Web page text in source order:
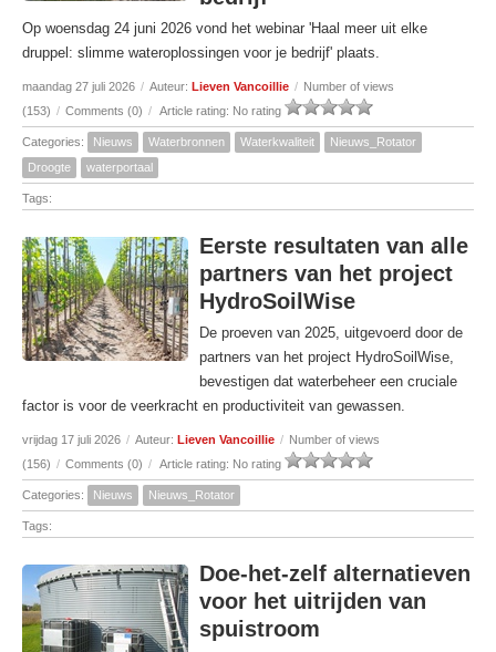
Op woensdag 24 juni 2026 vond het webinar 'Haal meer uit elke
druppel: slimme wateroplossingen voor je bedrijf' plaats.
maandag 27 juli 2026 / Auteur: Lieven Vancoillie / Number of views
(153) / Comments (0) / Article rating: No rating
Categories: Nieuws Waterbronnen Waterkwaliteit
Nieuws_Rotator
Droogte
waterportaal
Tags:
Eerste resultaten van alle
partners van het project
HydroSoilWise
De proeven van 2025, uitgevoerd door de
partners van het project HydroSoilWise,
bevestigen dat waterbeheer een cruciale
factor is voor de veerkracht en productiviteit van gewassen.
vrijdag 17 juli 2026 / Auteur: Lieven Vancoillie / Number of views
(156) / Comments (0) / Article rating: No rating
Categories: Nieuws Nieuws_Rotator
Tags:
Doe-het-zelf alternatieven
voor het uitrijden van
spuistroom